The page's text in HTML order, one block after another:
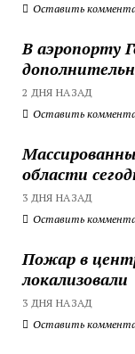
Оставить
В аэропорту
2 ДНЯ НАЗАД
Оставить
области
3 ДНЯ НАЗАД
Оставить
Пожар в
локализовали
3 ДНЯ НАЗАД
Оставить